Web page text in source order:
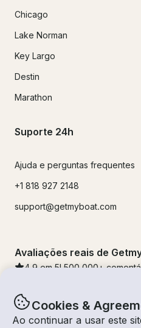
Cookies &
Ao continuar a usar este
Chicago
Lake Norman
Key Largo
Destin
Marathon
Suporte 24h
Ajuda e perguntas frequentes
+1 818 927 2148
support@getmyboat.com
Avaliações reais de
4.9 em 5! 500,000 +